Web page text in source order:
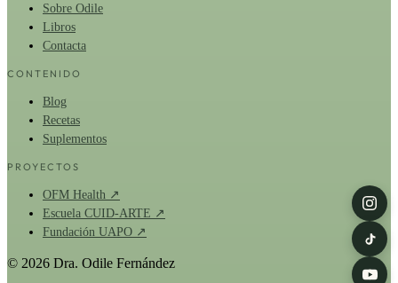
Sobre Odile
Libros
Contacta
CONTENIDO
Blog
Recetas
Suplementos
PROYECTOS
OFM Health ↗
Escuela CUID-ARTE ↗
Fundación UAPO ↗
© 2026 Dra. Odile Fernández